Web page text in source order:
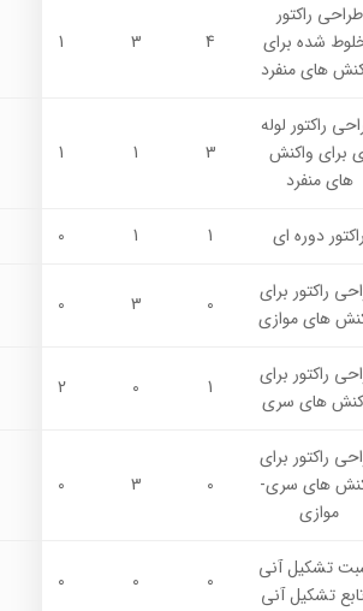
طراحي راكتور
شده براي
هاي منفرد
4
3
1
راكتور لوله
براي واكنش
هاي منفرد
3
1
1
راكتور دوره اي 1
1
0
راكتور براي
هاي موازي
0
3
0
راكتور براي
هاي سري
1
0
2
راكتور براي
هاي سري-
موازي
0
3
0
تشكيل آني
تشكيل آني
0
0
0